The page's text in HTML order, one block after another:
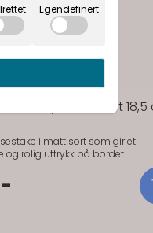
til telys matt sort 18,5
i matt sort som gir et
og rolig uttrykk på bordet.
Egendefinert